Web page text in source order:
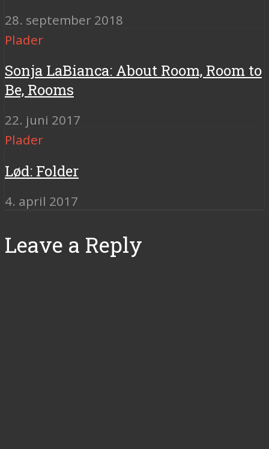
28. september 2018
Plader
Sonja LaBianca: About Room, Room to
Be, Rooms
22. juni 2017
Plader
Lød: Folder
4. april 2017
Leave a Reply